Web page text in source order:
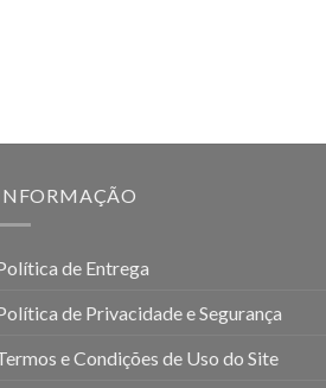
de Entrega
de Privacidade e Segurança
e Condições de Uso do Site